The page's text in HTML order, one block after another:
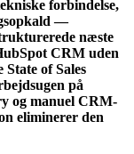
forbindelse,
—
næste
CRM uden
of Sales
på
og manuel CRM-
eliminerer den